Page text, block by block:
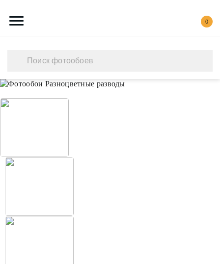
0
Каталог обоев
Наши работы
Создать свои фотообои
О нас